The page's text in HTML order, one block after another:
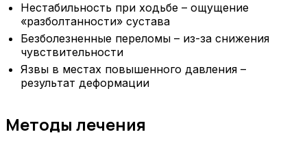
Нестабильность при ходьбе – ощущение
«разболтанности» сустава
Безболезненные переломы – из-за снижения
чувствительности
Язвы в местах повышенного давления –
результат деформации
Методы лечения